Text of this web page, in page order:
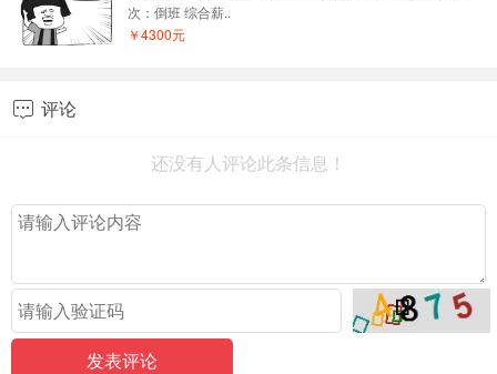
次：倒班 综合薪..
￥4300元
 评论
还没有人评论此条信息！